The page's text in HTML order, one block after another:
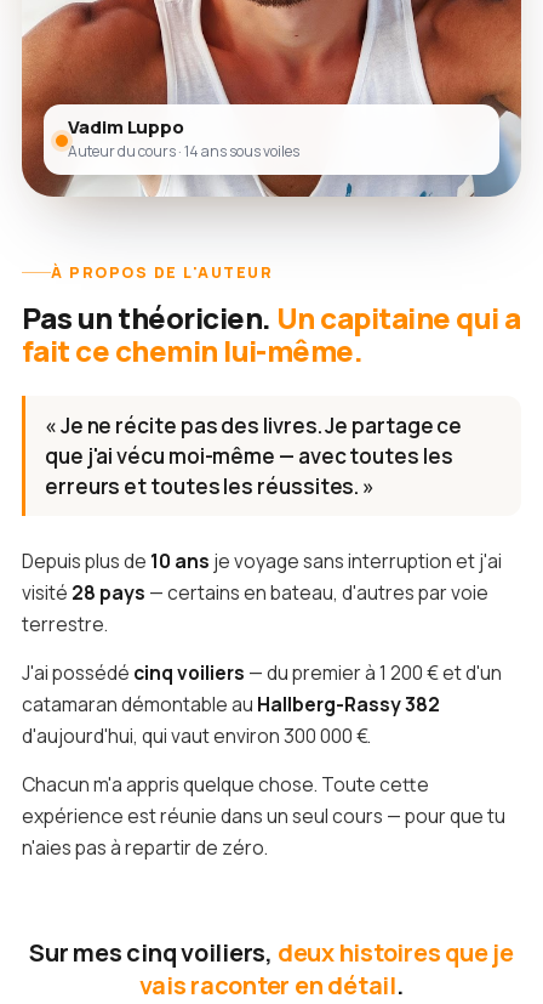
Vadim Luppo
Auteur du cours · 14 ans sous voiles
À PROPOS DE L'AUTEUR
Pas un théoricien. Un capitaine qui a
fait ce chemin lui-même.
« Je ne récite pas des livres. Je partage ce
que j'ai vécu moi-même — avec toutes les
erreurs et toutes les réussites. »
Depuis plus de 10 ans je voyage sans interruption et j'ai
visité 28 pays — certains en bateau, d'autres par voie
terrestre.
J'ai possédé cinq voiliers — du premier à 1 200 € et d'un
catamaran démontable au Hallberg-Rassy 382
d'aujourd'hui, qui vaut environ 300 000 €.
Chacun m'a appris quelque chose. Toute cette
expérience est réunie dans un seul cours — pour que tu
n'aies pas à repartir de zéro.
Sur mes cinq voiliers, deux histoires que je
vais raconter en détail.